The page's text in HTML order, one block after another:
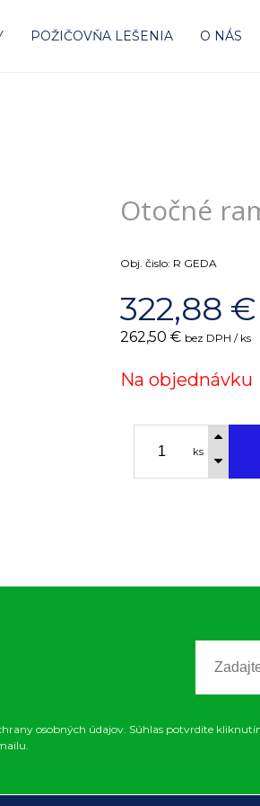
POŽIČOVŇA LEŠENIA O NÁS
Otočné
Obj. čislo: R GEDA
322,88 €
262,50 € bez DPH / ks
Na objednávku
ks
osobných údajov. Súhlas potvrdíte